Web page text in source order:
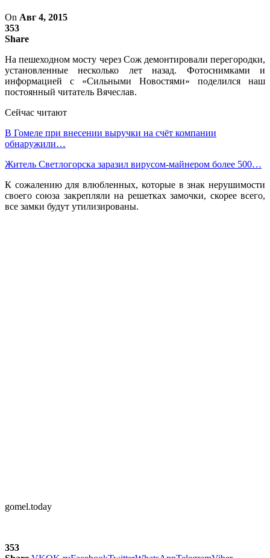
On Авг 4, 2015
353
Share
На пешеходном мосту через Сож демонтировали перегородки,
установленные несколько лет назад. Фотоснимками и
информацией с «Сильными Новостями» поделился наш
постоянный читатель Вячеслав.
Сейчас читают
В Гомеле при внесении выручки на счёт компании
обнаружили…
Житель Светлогорска заразил вирусом-майнером более 500…
К сожалению для влюбленных, которые в знак нерушимости
своего союза закрепляли на решетках замочки, скорее всего,
все замки будут утилизированы.
gomel.today
353